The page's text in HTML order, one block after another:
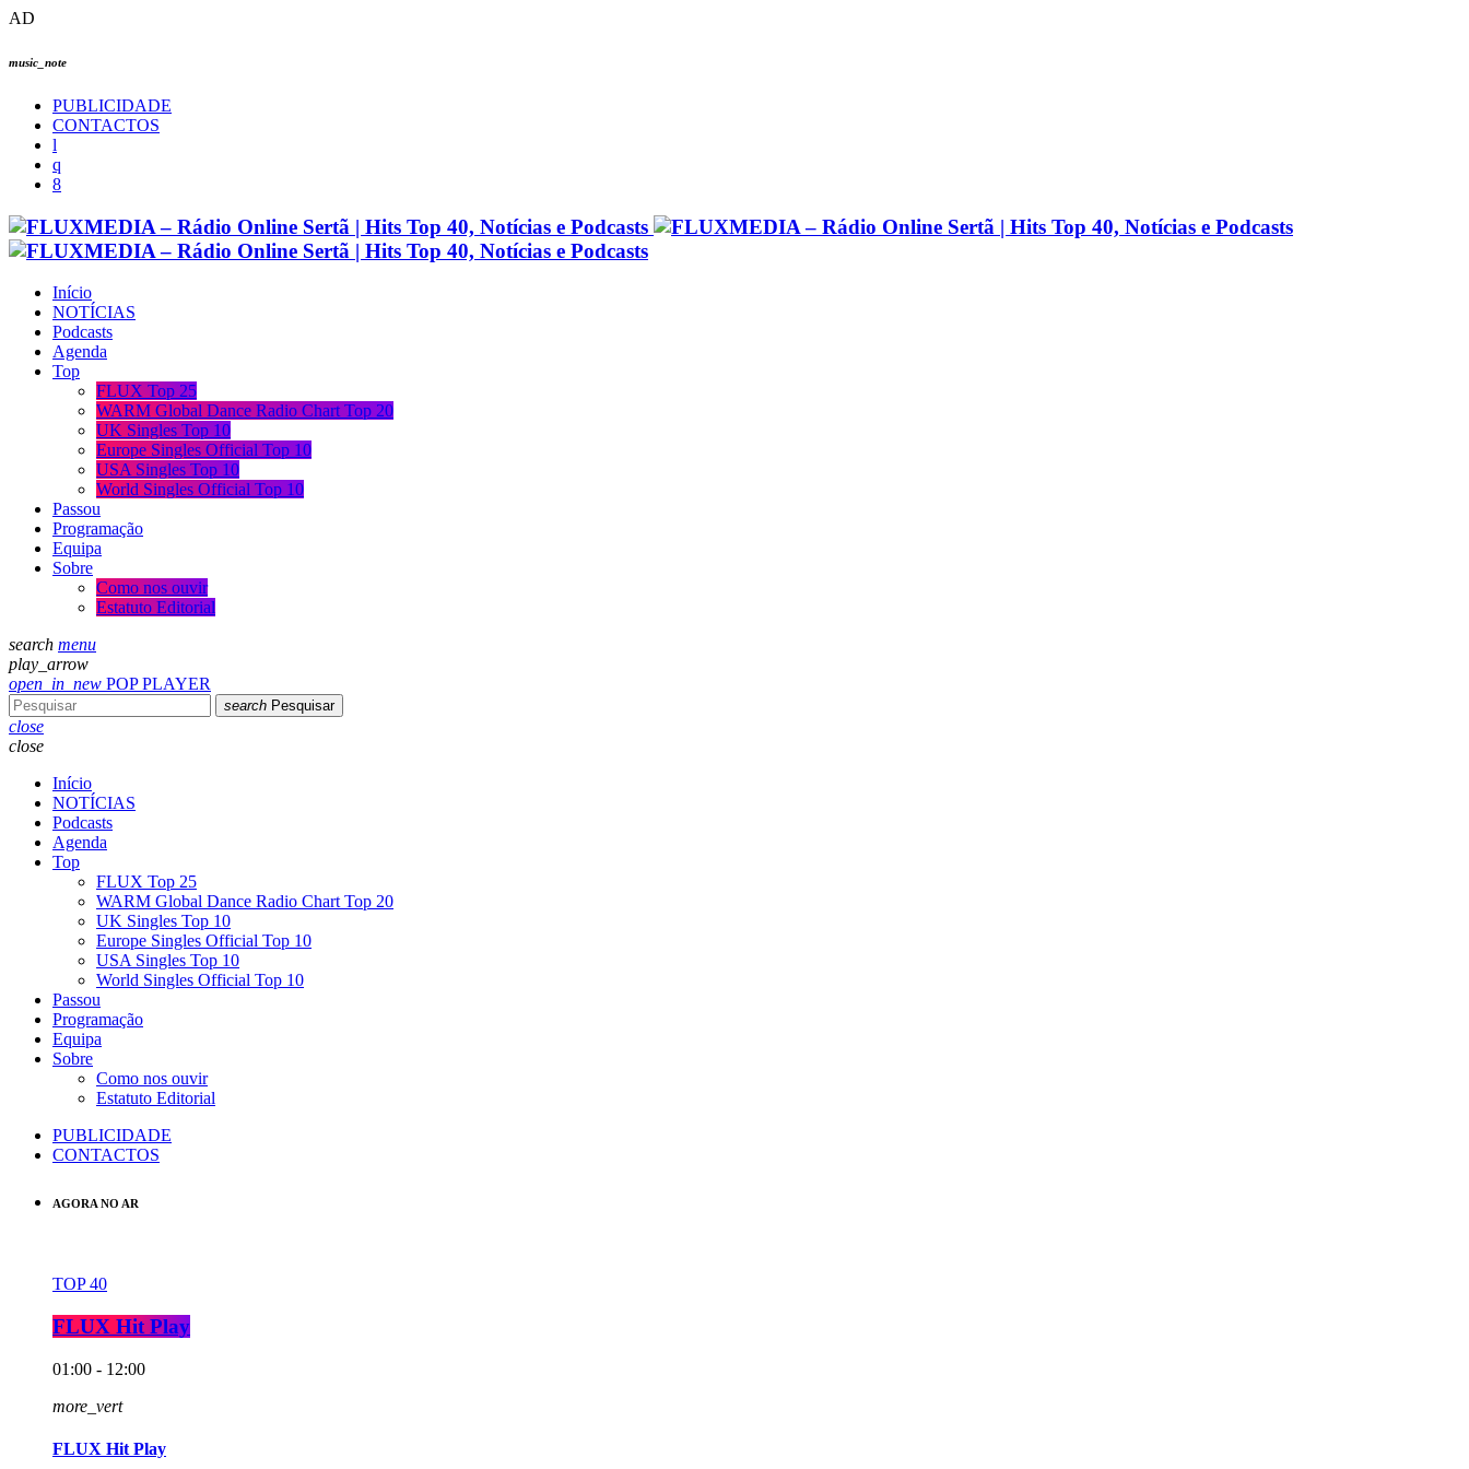
AD
music_note
PUBLICIDADE
CONTACTOS
Início
NOTÍCIAS
Podcasts
Agenda
Top
FLUX Top 25
WARM Global Dance Radio Chart Top 20
UK Singles Top 10
Europe Singles Official Top 10
USA Singles Top 10
World Singles Official Top 10
Passou
Programação
Equipa
Sobre
Como nos ouvir
Estatuto Editorial
search menu
play_arrow
open_in_new POP PLAYER
search Pesquisar
close
close
Início
NOTÍCIAS
Podcasts
Agenda
Top
FLUX Top 25
WARM Global Dance Radio Chart Top 20
UK Singles Top 10
Europe Singles Official Top 10
USA Singles Top 10
World Singles Official Top 10
Passou
Programação
Equipa
Sobre
Como nos ouvir
Estatuto Editorial
PUBLICIDADE
CONTACTOS
AGORA NO AR
TOP 40
FLUX Hit Play
01:00 - 12:00
more_vert
FLUX Hit Play